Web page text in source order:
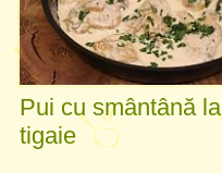
Pui cu smântână la
tigaie